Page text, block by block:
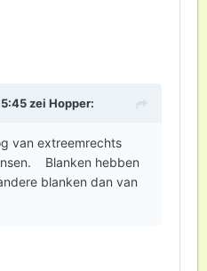
zei Hopper:
van extreemrechts
Blanken hebben
blanken dan van